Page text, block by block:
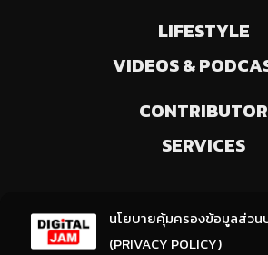
นโยบายคุ้มครองข้อมูลส่ว
(PRIVACY POLICY)
LIFESTYLE
VIDEOS &
CONTRIBUTOR
SERVICES
(ให้มีการเลือกความสนใจ / ชอบข่าวด้า